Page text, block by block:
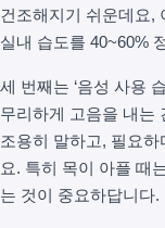
건조해지기 쉬운데요,
실내 습도를 40~60%
세 번째는 ‘음성 사용
무리하게 고음을 내는
조용히 말하고, 필요
요. 특히 목이 아플 때
는 것이 중요하답니다.